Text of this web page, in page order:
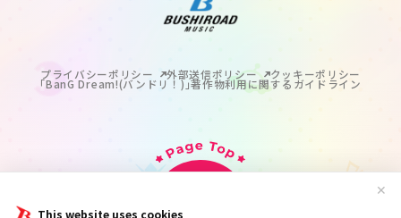
This website uses cookies
✕
プライバシーポリシー 外部送信ポリシー クッキーポリシー
｢BanG Dream!(バンドリ！)｣著作物利用に関するガイドライン